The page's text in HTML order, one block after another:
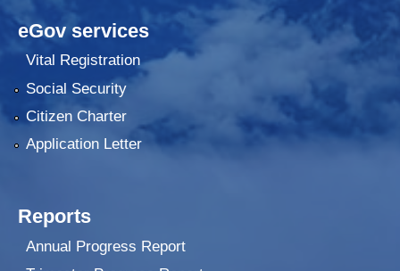
eGov services
Vital Registration
Social Security
Citizen Charter
Application Letter
Reports
Annual Progress Report